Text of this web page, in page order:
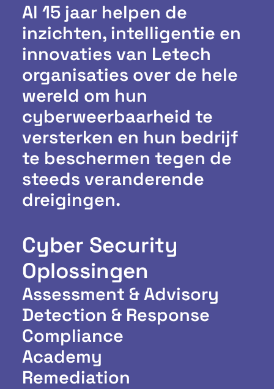
Cyber Security
Oplossingen
Assessment & Advisory
Detection & Response
Compliance
Academy
Remediation
Al 15 jaar helpen de
inzichten, intelligentie en
innovaties van Letech
organisaties over de hele
wereld om hun
cyberweerbaarheid te
versterken en hun bedrijf
te beschermen tegen de
steeds veranderende
dreigingen.